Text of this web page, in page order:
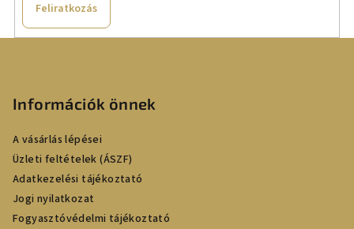
Feliratkozás
Információk önnek
A vásárlás lépései
Üzleti feltételek (ÁSZF)
Adatkezelési tájékoztató
Jogi nyilatkozat
Fogyasztóvédelmi tájékoztató